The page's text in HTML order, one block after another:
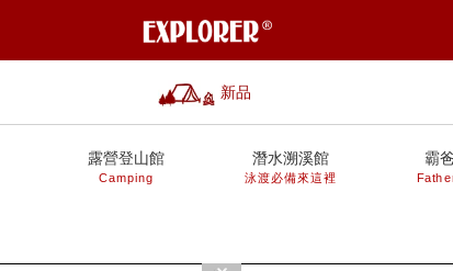
新品
露營登山館
Camping
潛水溯溪館
泳渡必備來這裡
霸